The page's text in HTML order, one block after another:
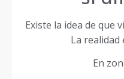
Existe la idea de que
La realidad
En